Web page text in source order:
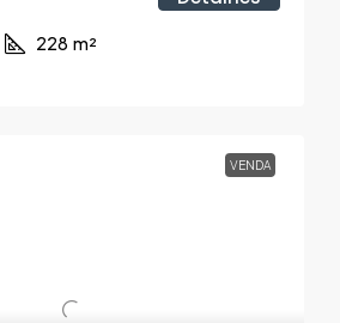
228 m²
VENDA